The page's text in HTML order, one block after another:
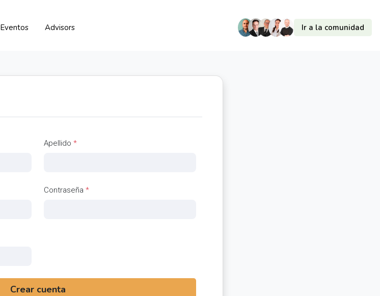
Eventos Advisors Ir a la comunidad
Apellido *
Contraseña *
Crear cuenta